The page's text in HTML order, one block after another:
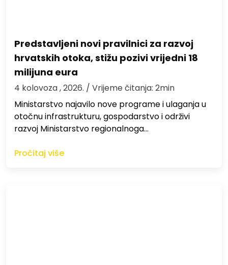
Predstavljeni novi pravilnici za razvoj
hrvatskih otoka, stižu pozivi vrijedni 18
milijuna eura
4 kolovoza , 2026. / Vrijeme čitanja: 2min
Ministarstvo najavilo nove programe i ulaganja u
otočnu infrastrukturu, gospodarstvo i održivi
razvoj Ministarstvo regionalnoga…
Pročitaj više